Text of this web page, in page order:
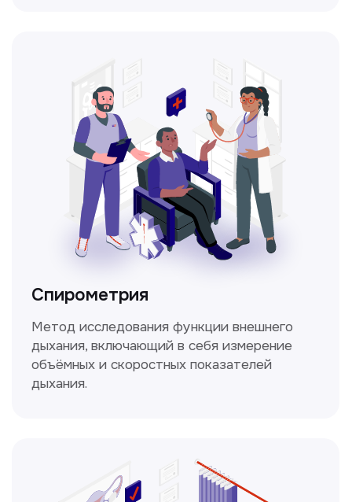
Прайс-лист
Не нашли нужную
Заполните форму, и мы всё
уточним!